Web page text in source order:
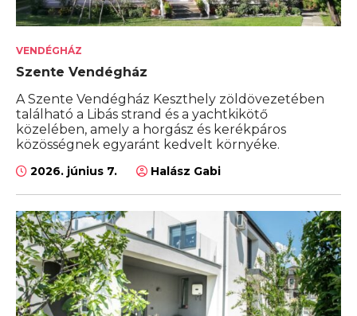
VENDÉGHÁZ
Szente Vendégház
A Szente Vendégház Keszthely zöldövezetében
található a Libás strand és a yachtkikötő
közelében, amely a horgász és kerékpáros
közösségnek egyaránt kedvelt környéke.
2026. június 7. Halász Gabi